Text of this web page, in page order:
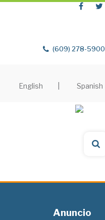
(609) 278-5900
English Spanish
Anuncio